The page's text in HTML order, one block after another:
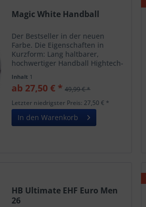
Magic White Handball
Der Bestseller in der neuen
Farbe. Die Eigenschaften in
Kurzform: Lang haltbarer,
hochwertiger Handball Hightech-
Zweite Backing-Schicht aus Soft
Gel für ein besonders weiches
Spielgefühl, hergestellt aus...
Inhalt 1
ab 27,50 € * 49,99 € *
Letzter niedrigster Preis: 27,50 € *
In den Warenkorb
HB Ultimate EHF Euro Men
26